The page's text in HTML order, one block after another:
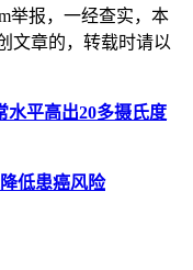
举报，一经查实，本
文章的，转载时请以
水平高出20多摄氏度
低患癌风险